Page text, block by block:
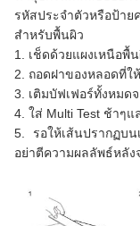
รหัสประจำตัวหรือป้าย
สำหรับพื้นผิว
1. เช็ดด้วยแผงเหนือพื้
2. ถอดฝาของหลอดที่ใ
3. เติมบัฟเฟอร์ทั้งหมด
4. ใส่ Multi Test ช้าๆ
5. รอให้เส้นปรากฏบ
อย่าตีความผลลัพธ์หลัง